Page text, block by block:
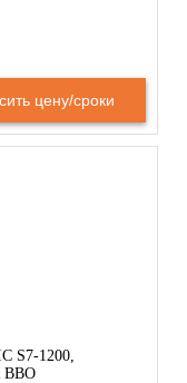
цену/сроки
S7-1200,
ВВО